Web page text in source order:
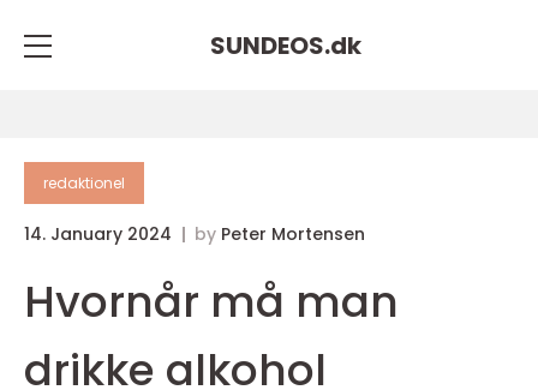
SUNDEOS.dk
redaktionel
14. January 2024 by Peter Mortensen
Hvornår må man
drikke alkohol